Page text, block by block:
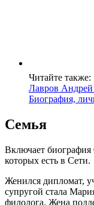
Читайте также:
Лавров
Биография,
Семья
Включает биография
которых есть в Сети.
Женился дипломат,
супругой стала
филолога. Жена